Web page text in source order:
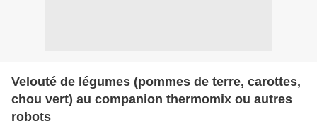
Velouté de légumes (pommes de terre, carottes,
chou vert) au companion thermomix ou autres
robots